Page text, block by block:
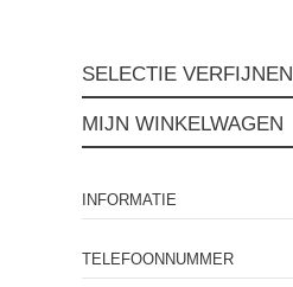
SELECTIE VERFIJNEN
MIJN WINKELWAGEN
INFORMATIE
TELEFOONNUMMER